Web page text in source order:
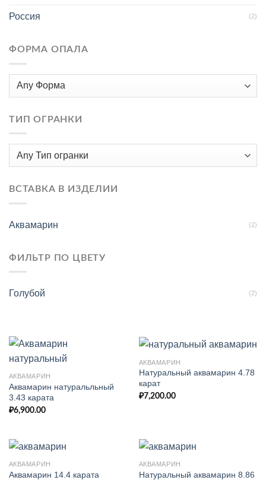
Россия (2)
ФОРМА ОПАЛА
ТИП ОГРАНКИ
ВСТАВКА В ИЗДЕЛИИ
Аквамарин (2)
ФИЛЬТР ПО ЦВЕТУ
Голубой (2)
АКВАМАРИН
Аквамарин натуральльный
3.43 карата
₽6,900.00
АКВАМАРИН
Натуральный аквамарин 4.78
карат
₽7,200.00
АКВАМАРИН
Аквамарин 14.4 карата
АКВАМАРИН
Натуральный аквамарин 8.86